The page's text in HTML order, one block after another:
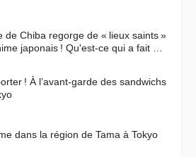
de Chiba regorge de « lieux saints »
japonais ! Qu'est-ce qui a fait de
! À l’avant-garde des sandwichs
dans la région de Tama à Tokyo